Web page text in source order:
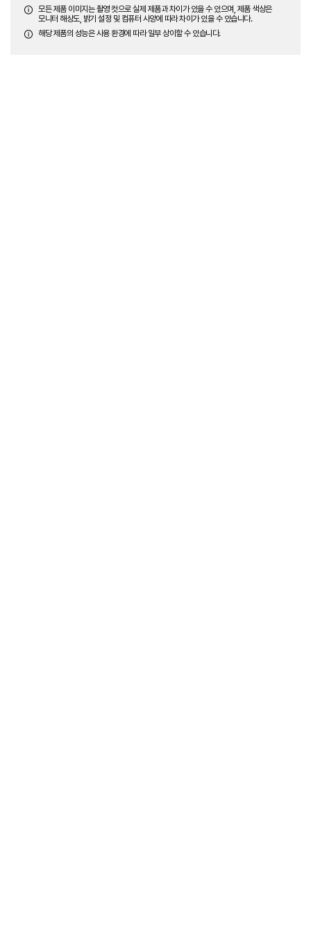
모든 제품 이미지는 촬영 컷으로 실제 제품과 차이가 있을 수 있으며, 제품 색상은
모니터 해상도, 밝기 설정 및 컴퓨터 사양에 따라 차이가 있을 수 있습니다.
해당 제품의 성능은 사용 환경에 따라 일부 상이할 수 있습니다.